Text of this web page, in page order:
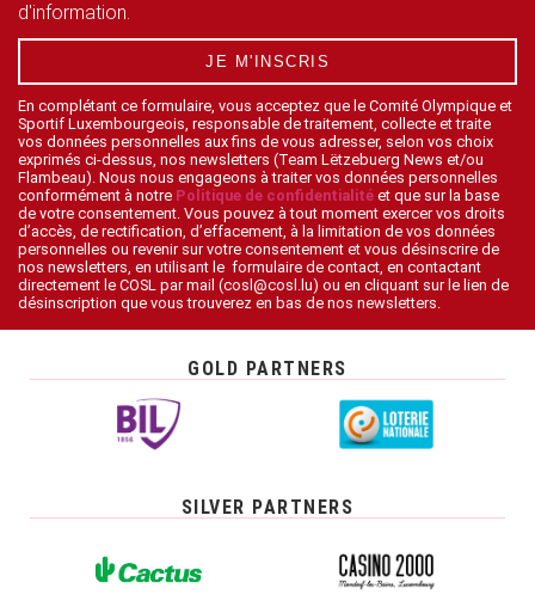
d'information.
JE M'INSCRIS
En complétant ce formulaire, vous acceptez que le Comité Olympique et
Sportif Luxembourgeois, responsable de traitement, collecte et traite
vos données personnelles aux fins de vous adresser, selon vos choix
exprimés ci-dessus, nos newsletters (Team Lëtzebuerg News et/ou
Flambeau). Nous nous engageons à traiter vos données personnelles
conformément à notre Politique de confidentialité et que sur la base
de votre consentement. Vous pouvez à tout moment exercer vos droits
d’accès, de rectification, d’effacement, à la limitation de vos données
personnelles ou revenir sur votre consentement et vous désinscrire de
nos newsletters, en utilisant le formulaire de contact, en contactant
directement le COSL par mail (cosl@cosl.lu) ou en cliquant sur le lien de
désinscription que vous trouverez en bas de nos newsletters.
GOLD PARTNERS
SILVER PARTNERS